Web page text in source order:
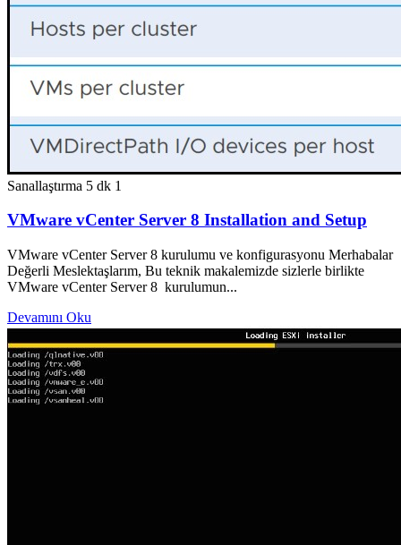
Sanallaştırma 5 dk 1
VMware vCenter Server 8 Installation and Setup
VMware vCenter Server 8 kurulumu ve konfigurasyonu Merhabalar
Değerli Meslektaşlarım, Bu teknik makalemizde sizlerle birlikte
VMware vCenter Server 8 kurulumun...
Devamını Oku